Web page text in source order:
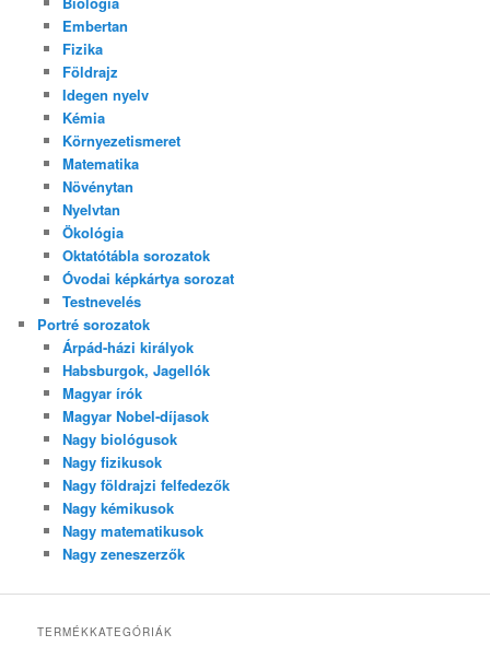
Embertan
Fizika
Földrajz
Idegen nyelv
Kémia
Környezetismeret
Matematika
Növénytan
Nyelvtan
Ökológia
Oktatótábla sorozatok
Óvodai képkártya sorozat
Testnevelés
Portré sorozatok
Árpád-házi királyok
Habsburgok, Jagellók
Magyar írók
Magyar Nobel-díjasok
Nagy biológusok
Nagy fizikusok
Nagy földrajzi felfedezők
Nagy kémikusok
Nagy matematikusok
Nagy zeneszerzők
TERMÉKKATEGÓRIÁK